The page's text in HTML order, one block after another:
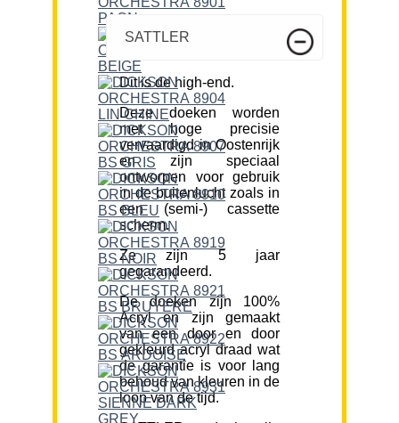
SATTLER
Dit is de high-end.
Deze doeken worden
met hoge precisie
vervaardigd in Oostenrijk
en zijn speciaal
ontworpen voor gebruik
in de buitenlucht zoals in
een (semi-) cassette
scherm.
Ze zijn 5 jaar
gegarandeerd.
De doeken zijn 100%
Acryl en zijn gemaakt
van een door en door
gekleurd acryl draad wat
de garantie is voor lang
behoud van kleuren in de
loop van de tijd.